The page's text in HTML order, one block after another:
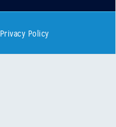
Privacy Policy